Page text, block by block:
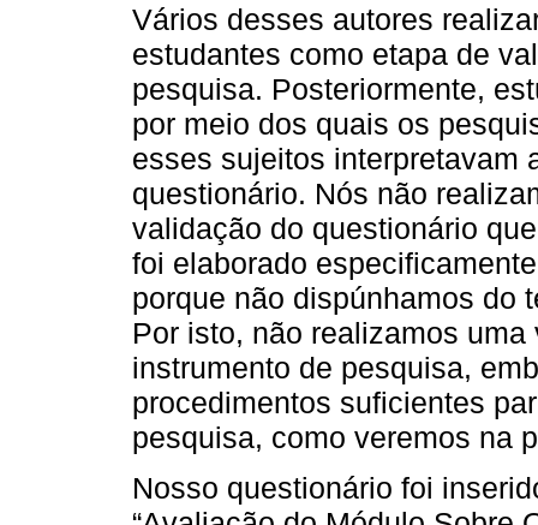
Vários desses autores
estudantes como etapa de
pesquisa. Posteriormente,
por meio dos quais os
esses sujeitos interpretavam
questionário. Nós não
validação do questionário
foi elaborado
porque não dispúnhamos do
Por isto, não realizamos
instrumento de pesquisa,
procedimentos suficientes
pesquisa, como veremos na
Nosso questionário foi